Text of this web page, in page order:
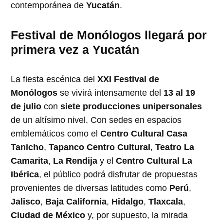
contemporánea deYucatán.
Festival de Monólogos llegará por
primera vez a Yucatán
La fiesta escénica delXXI Festival de
Monólogos se vivirá intensamente del 13 al 19
de julio consiete producciones unipersonales
de un altísimo nivel. Con sedes en espacios
emblemáticos como elCentro Cultural Casa
Tanicho,Tapanco Centro Cultural ,Teatro La
Camarita, La Rendija y elCentro Cultural La
Ibérica, el público podrá disfrutar de propuestas
provenientes de diversas latitudes como Perú,
Jalisco, Baja California, Hidalgo,Tlaxcala,
Ciudad de México y, por supuesto, la mirada